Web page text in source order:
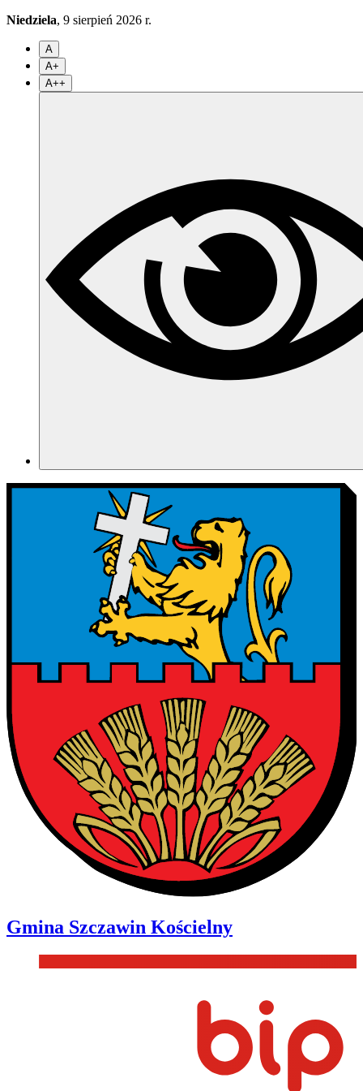
Niedziela, 9 sierpień 2026 r.
A
A+
A++
Gmina Szczawin Kościelny